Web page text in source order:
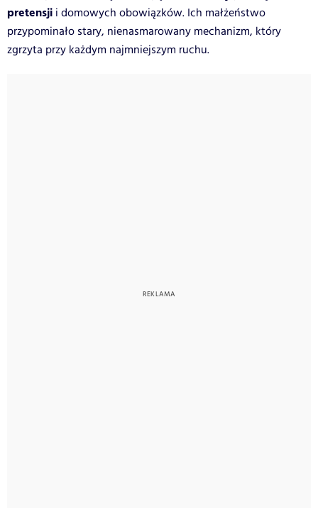
pretensji i domowych obowiązków. Ich małżeństwo
przypominało stary, nienasmarowany mechanizm, który
zgrzyta przy każdym najmniejszym ruchu.